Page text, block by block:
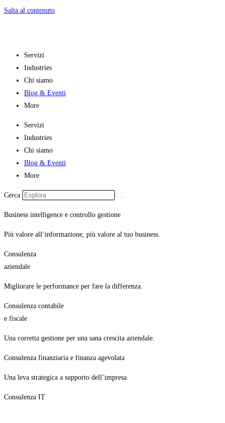
Salta al contenuto
Servizi
Industries
Chi siamo
Blog & Eventi
More
Servizi
Industries
Chi siamo
Blog & Eventi
More
Cerca
Business intelligence e controllo gestione
Più valore all’informazione, più valore al tuo business.
Consulenza
aziendale
Migliorare le performance per fare la differenza.
Consulenza contabile
e fiscale
Una corretta gestione per una sana crescita aziendale.
Consulenza finanziaria e finanza agevolata
Una leva strategica a supporto dell’impresa.
Consulenza IT